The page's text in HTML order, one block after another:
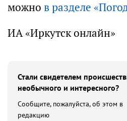
можно в разделе
ИА «Иркутск онлайн»
Стали свидетелем
необычного и интересного?
Сообщите, пожалуйста, об этом в
редакцию